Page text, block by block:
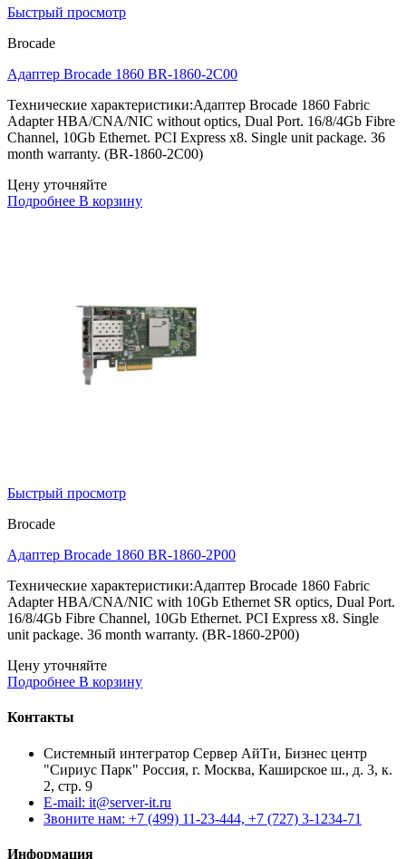
Быстрый просмотр
Brocade
Адаптер Brocade 1860 BR-1860-2C00
Технические характеристики:Адаптер Brocade 1860 Fabric
Adapter HBA/CNA/NIC without optics, Dual Port. 16/8/4Gb Fibre
Channel, 10Gb Ethernet. PCI Express x8. Single unit package. 36
month warranty. (BR-1860-2C00)
Цену уточняйте
Подробнее В корзину
Быстрый просмотр
Brocade
Адаптер Brocade 1860 BR-1860-2P00
Технические характеристики:Адаптер Brocade 1860 Fabric
Adapter HBA/CNA/NIC with 10Gb Ethernet SR optics, Dual Port.
16/8/4Gb Fibre Channel, 10Gb Ethernet. PCI Express x8. Single
unit package. 36 month warranty. (BR-1860-2P00)
Цену уточняйте
Подробнее В корзину
Контакты
Системный интегратор Сервер АйТи, Бизнес центр
"Сириус Парк" Россия, г. Москва, Каширское ш., д. 3, к.
2, стр. 9
E-mail: it@server-it.ru
Звоните нам: +7 (499) 11-23-444, +7 (727) 3-1234-71
Информация